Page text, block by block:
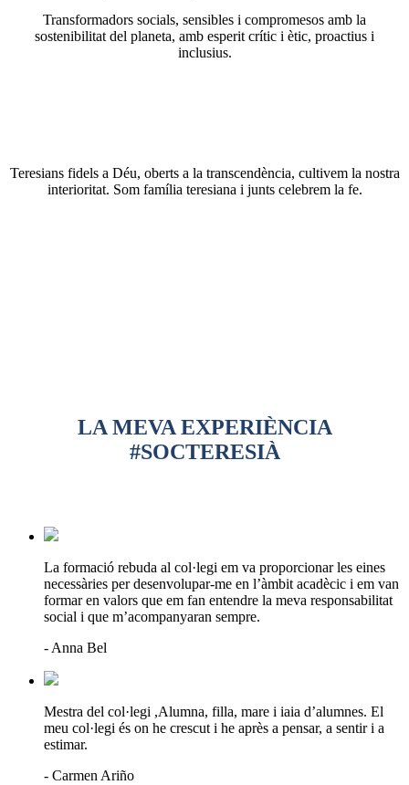
Transformadors socials, sensibles i compromesos amb la
sostenibilitat del planeta, amb esperit crític i ètic, proactius i
inclusius.
Teresians fidels a Déu, oberts a la transcendència, cultivem la nostra
interioritat. Som família teresiana i junts celebrem la fe.
LA MEVA EXPERIÈNCIA
#SOCTERESIÀ
La formació rebuda al col·legi em va proporcionar les eines
necessàries per desenvolupar-me en l’àmbit acadècic i em van
formar en valors que em fan entendre la meva responsabilitat
social i que m’acompanyaran sempre.
- Anna Bel
Mestra del col·legi ,Alumna, filla, mare i iaia d’alumnes. El
meu col·legi és on he crescut i he après a pensar, a sentir i a
estimar.
- Carmen Ariño